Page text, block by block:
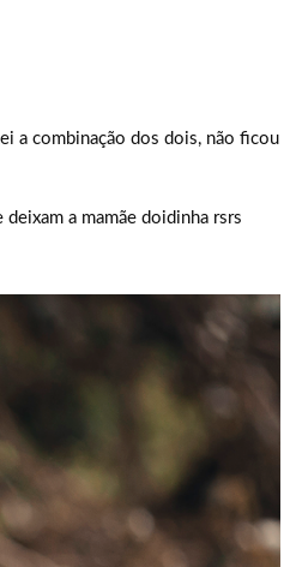
a combinação dos dois, não ficou
a mamãe doidinha rsrs